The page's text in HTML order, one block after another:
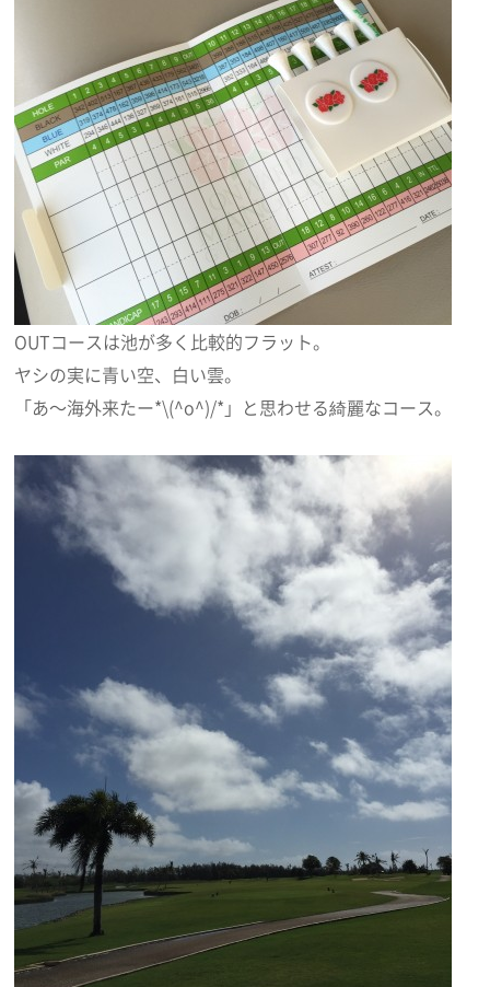
OUTコースは池が多く比較的フラット。
ヤシの実に青い空、白い雲。
「あ～海外来たー*\(^o^)/*」と思わせる綺麗なコース。